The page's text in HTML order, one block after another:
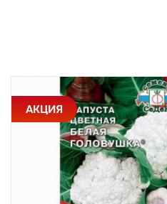
АКЦИЯ